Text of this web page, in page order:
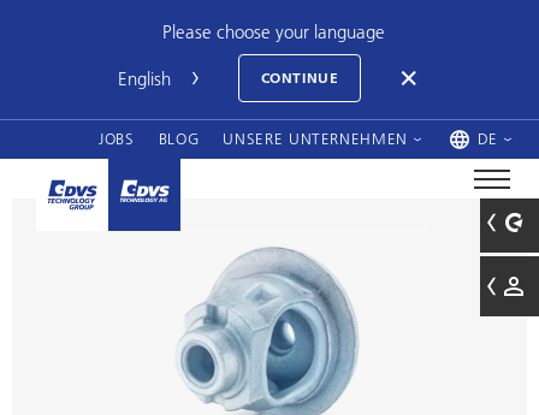
Please choose your language
CONTINUE
JOBS BLOG UNSERE UNTERNEHMEN DE